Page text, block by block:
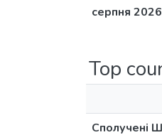
серпня 2026
Top
Сполучені